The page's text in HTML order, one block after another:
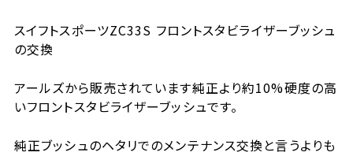
スイフトスポーツZC33S フロントスタビライザーブッシュ
の交換
アールズから販売されています純正より約10%硬度の高
いフロントスタビライザーブッシュです。
純正ブッシュのヘタリでのメンテナンス交換と言うよりも